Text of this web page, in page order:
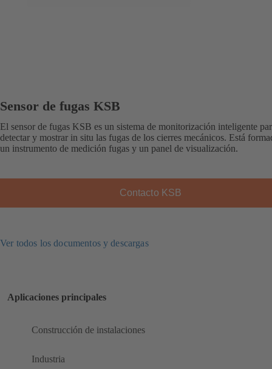
Sensor de fugas KSB
El sensor de fugas KSB es un sistema de monitorización inteligente
detectar y mostrar in situ las fugas de los cierres mecánicos. Está
un instrumento de medición fugas y un panel de visualización.
Contacto KSB
Ver todos los documentos y descargas
Aplicaciones principales
Construcción de instalaciones
Industria